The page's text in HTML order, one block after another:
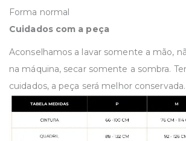
Forma normal
Cuidados com a peça
Aconselhamos a lavar somente a mão,
na máquina, secar somente a sombra.
cuidados, a peça será melhor conservada.